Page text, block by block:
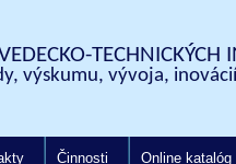
TECHNICKÝCH
výskumu, vývoja,
Činnosti Online katalóg